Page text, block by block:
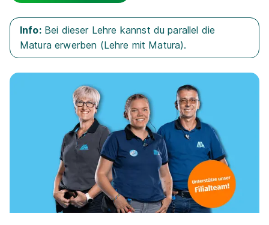
Info: Bei dieser Lehre kannst du parallel die
Matura erwerben (Lehre mit Matura).